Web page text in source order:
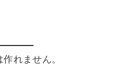
れません。